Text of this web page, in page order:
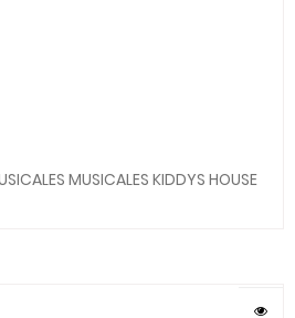
MUSICALES KIDDYS HOUSE